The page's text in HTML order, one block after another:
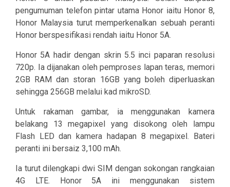
pengumuman telefon pintar utama Honor iaitu Honor 8,
Honor Malaysia turut memperkenalkan sebuah peranti
Honor berspesifikasi rendah iaitu Honor 5A.
Honor 5A hadir dengan skrin 5.5 inci paparan resolusi
720p. Ia dijanakan oleh pemproses lapan teras, memori
2GB RAM dan storan 16GB yang boleh diperluaskan
sehingga 256GB melalui kad mikroSD.
Untuk rakaman gambar, ia menggunakan kamera
belakang 13 megapixel yang disokong oleh lampu
Flash LED dan kamera hadapan 8 megapixel. Bateri
peranti ini bersaiz 3,100 mAh.
Ia turut dilengkapi dwi SIM dengan sokongan rangkaian
4G LTE. Honor 5A ini menggunakan sistem